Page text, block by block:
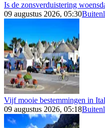
Is de zonsverduistering
09 augustus 2026, 05:30
Vijf mooie bestemmingen in
09 augustus 2026, 05:18